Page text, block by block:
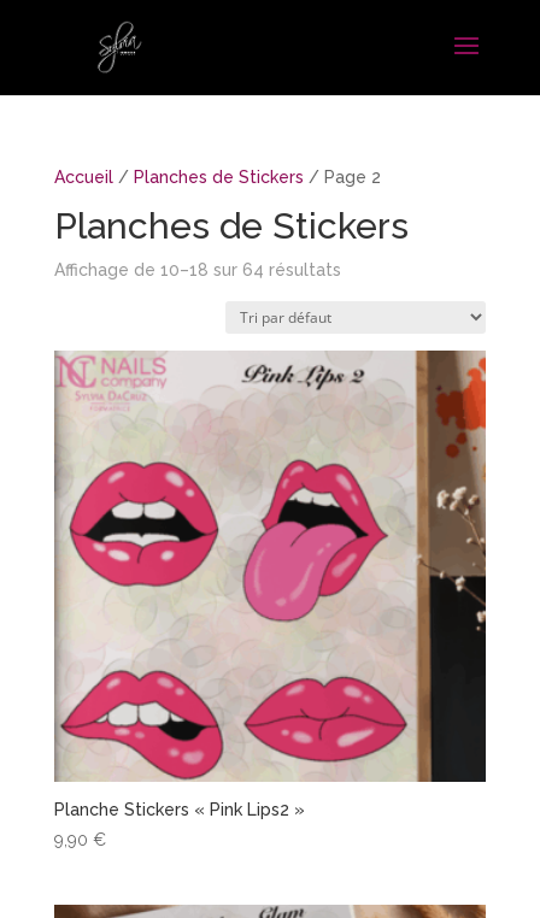
Accueil/ Planches de Stickers / Page 2
Planches de Stickers
Affichage de 10–18 sur 64 résultats
Planche Stickers « Pink Lips2 »
9,90 €